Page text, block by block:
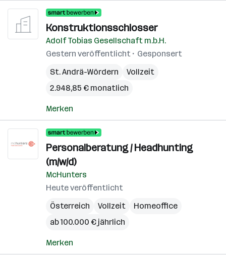
Konstruktionsschlosser
Adolf Tobias Gesellschaft m.b.H.
Gestern veröffentlicht
Gesponsert
St. Andrä-Wördern
Vollzeit
2.948,85 € monatlich
Merken
Personalberatung / Headhunting
(m/w/d)
McHunters
Heute veröffentlicht
Österreich
Vollzeit
Homeoffice
ab 100.000 € jährlich
Merken